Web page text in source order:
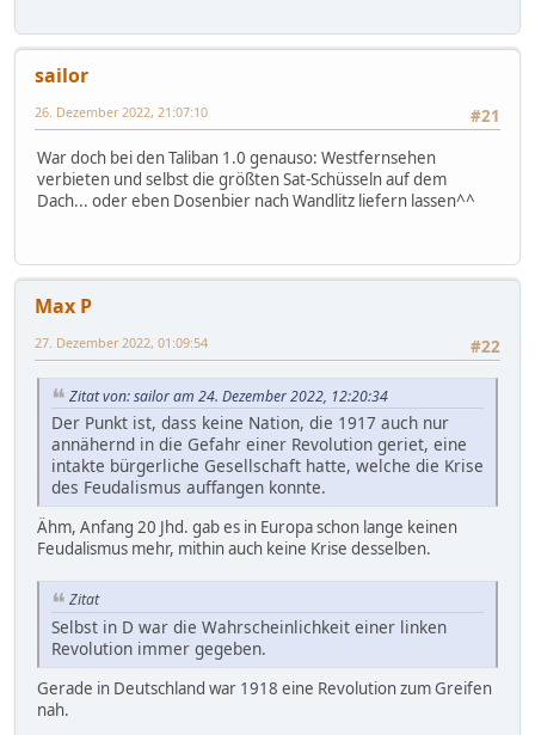
sailor
#21
26. Dezember 2022, 21:07:10
War doch bei den Taliban 1.0 genauso: Westfernsehen
verbieten und selbst die größten Sat-Schüsseln auf dem
Dach... oder eben Dosenbier nach Wandlitz liefern lassen^^
Max P
#22
27. Dezember 2022, 01:09:54
Zitat von: sailor am 24. Dezember 2022, 12:20:34
Der Punkt ist, dass keine Nation, die 1917 auch nur
annähernd in die Gefahr einer Revolution geriet, eine
intakte bürgerliche Gesellschaft hatte, welche die Krise
des Feudalismus auffangen konnte.
Ähm, Anfang 20 Jhd. gab es in Europa schon lange keinen
Feudalismus mehr, mithin auch keine Krise desselben.
Zitat
Selbst in D war die Wahrscheinlichkeit einer linken
Revolution immer gegeben.
Gerade in Deutschland war 1918 eine Revolution zum Greifen
nah.